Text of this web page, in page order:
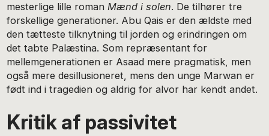
mesterlige lille romanMænd i solen. De tilhører tre
forskellige generationer. Abu Qais er den ældste med
den tætteste tilknytning til jorden og erindringen om
det tabte Palæstina. Som repræsentant for
mellemgenerationen er Asaad mere pragmatisk, men
også mere desillusioneret, mens den unge Marwan er
født ind i tragedien og aldrig for alvor har kendt andet.
Kritik af passivitet